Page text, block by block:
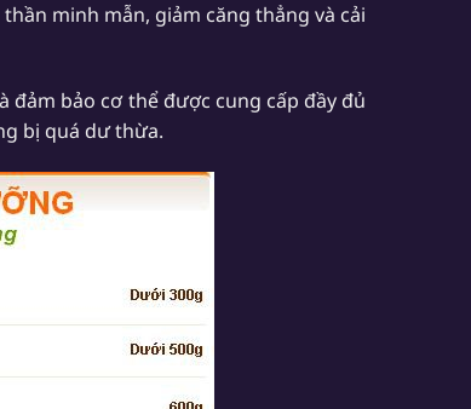
minh mẫn, giảm căng thẳng và cải
đảm bảo cơ thể được cung cấp đầy đủ
bị quá dư thừa.